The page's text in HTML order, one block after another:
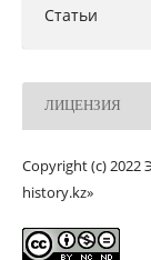
Статьи
ЛИЦЕНЗИЯ
Copyright (c) 2022
history.kz»